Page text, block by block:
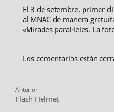
El 3 de setembre, primer
al MNAC de manera
«Mirades paral·leles. La
Los comentarios están
Navegación
de
Anterior
Entrada
Flash Helmet